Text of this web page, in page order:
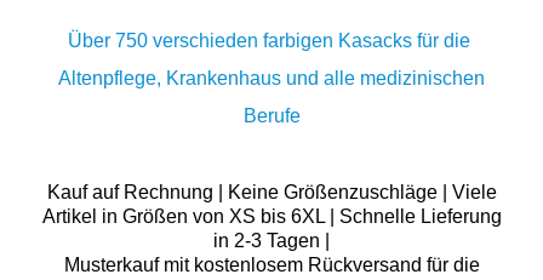
Über 750 verschieden farbigen Kasacks für die
Altenpflege, Krankenhaus und alle medizinischen
Berufe
Kauf auf Rechnung | Keine Größenzuschläge | Viele
Artikel in Größen von XS bis 6XL | Schnelle Lieferung
in 2-3 Tagen |
Musterkauf mit kostenlosem Rückversand für die